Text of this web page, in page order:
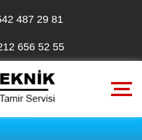
487 29 81
656 52 55